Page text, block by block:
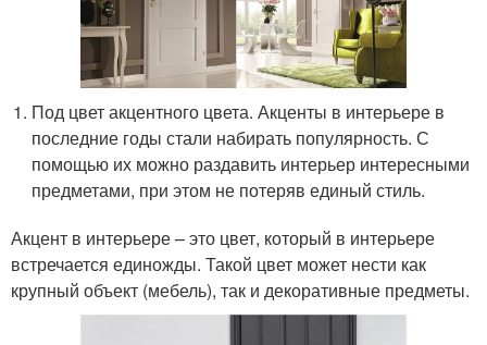
Под цвет акцентного цвета. Акценты в интерьере в
последние годы стали набирать популярность. С
помощью их можно раздавить интерьер интересными
предметами, при этом не потеряв единый стиль.
Акцент в интерьере – это цвет, который в интерьере
встречается единожды. Такой цвет может нести как
крупный объект (мебель), так и декоративные предметы.